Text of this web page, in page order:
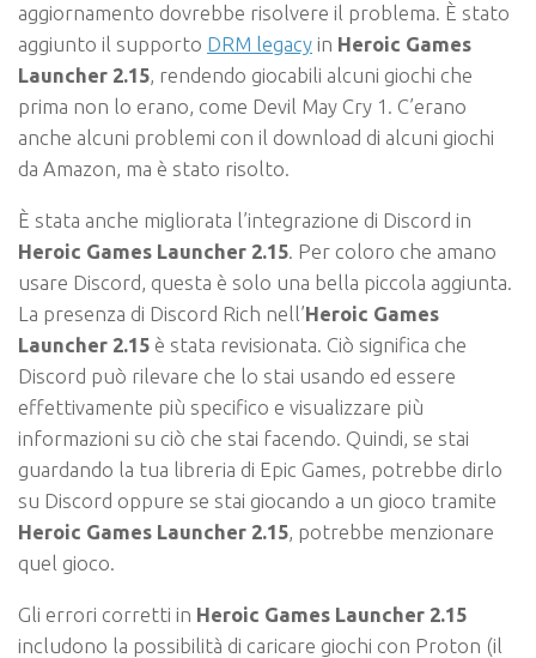
aggiornamento dovrebbe risolvere il problema. È stato
aggiunto il supporto DRM legacy in Heroic Games
Launcher 2.15, rendendo giocabili alcuni giochi che
prima non lo erano, come Devil May Cry 1. C’erano
anche alcuni problemi con il download di alcuni giochi
da Amazon, ma è stato risolto.
È stata anche migliorata l’integrazione di Discord in
Heroic Games Launcher 2.15. Per coloro che amano
usare Discord, questa è solo una bella piccola aggiunta.
La presenza di Discord Rich nell’Heroic Games
Launcher 2.15 è stata revisionata. Ciò significa che
Discord può rilevare che lo stai usando ed essere
effettivamente più specifico e visualizzare più
informazioni su ciò che stai facendo. Quindi, se stai
guardando la tua libreria di Epic Games, potrebbe dirlo
su Discord oppure se stai giocando a un gioco tramite
Heroic Games Launcher 2.15, potrebbe menzionare
quel gioco.
Gli errori corretti in Heroic Games Launcher 2.15
includono la possibilità di caricare giochi con Proton (il